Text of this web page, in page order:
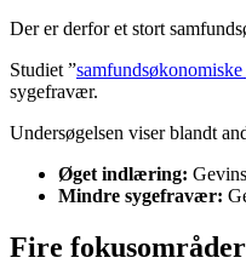
Der er derfor et stort
Studiet ”
sygefravær.
Undersøgelsen viser blandt
Øget indlæring:
Mindre sygefravær:
Fire